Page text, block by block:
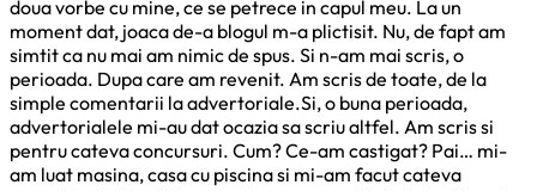
doua vorbe cu mine, ce se petrece in capul meu. La un
moment dat, joaca de-a blogul m-a plictisit. Nu, de fapt am
simtit ca nu mai am nimic de spus. Si n-am mai scris, o
perioada. Dupa care am revenit. Am scris de toate, de la
simple comentarii la advertoriale.Si, o buna perioada,
advertorialele mi-au dat ocazia sa scriu altfel. Am scris si
pentru cateva concursuri. Cum? Ce-am castigat? Pai… mi-
am luat masina, casa cu piscina si mi-am facut cateva